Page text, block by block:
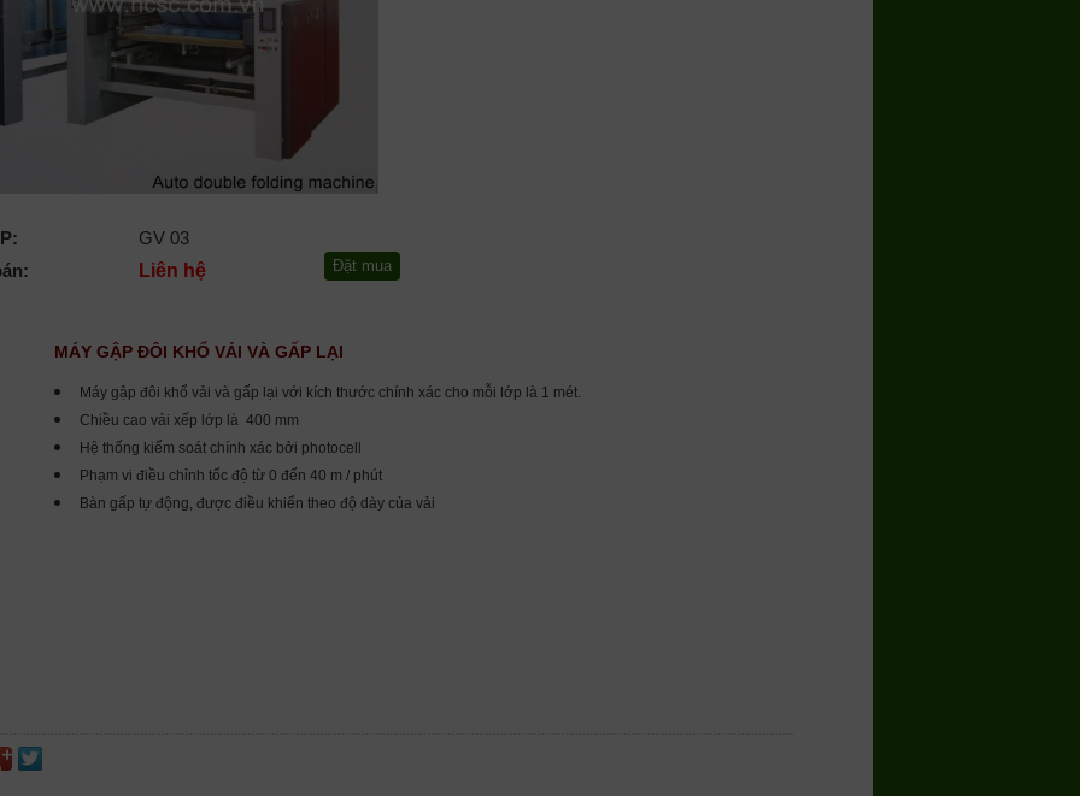
GV 03
Liên hệ
MÁY GẬP ĐÔI KHỔ VẢI VÀ GẤP LẠI
Máy gập đôi khổ vải và gấp lại với kích thước chính xác cho mỗi lớp là 1 mét.
Chiều cao vải xếp lớp là 400 mm
Hệ thống kiểm soát chính xác bởi photocell
Phạm vi điều chỉnh tốc độ từ 0 đến 40 m / phút
Bàn gấp tự động, được điều khiển theo độ dày của vải